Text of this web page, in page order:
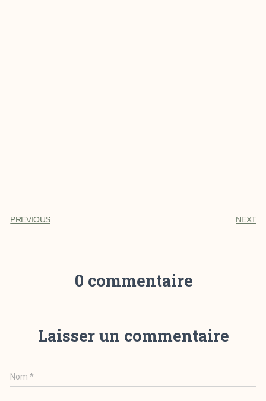
PREVIOUS NEXT
0 commentaire
Laisser un commentaire
Nom*